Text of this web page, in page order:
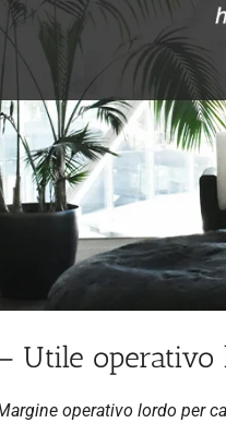
– Utile
operativo lordo per